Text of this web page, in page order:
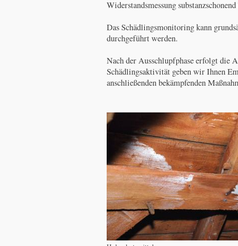
Widerstandsmessung
Das Schädlingsmonitoring kann
durchgeführt werden.
Nach der Ausschlupfphase erfolgt die
Schädlingsaktivität geben wir Ihnen
anschließenden bekämpfenden